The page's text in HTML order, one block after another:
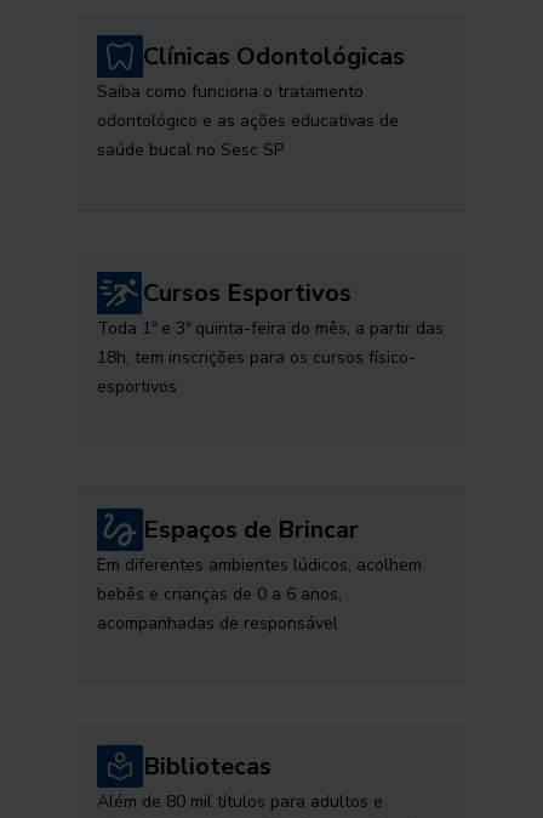
Clínicas Odontológicas
Saiba como funciona o tratamento
odontológico e as ações educativas de
saúde bucal no Sesc SP
Cursos Esportivos
Toda 1ª e 3ª quinta-feira do mês, a partir das
18h, tem inscrições para os cursos físico-
esportivos
Espaços de Brincar
Em diferentes ambientes lúdicos, acolhem
bebês e crianças de 0 a 6 anos,
acompanhadas de responsável
Bibliotecas
Além de 80 mil títulos para adultos e